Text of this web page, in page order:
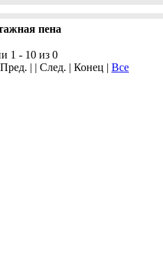
пена
1 - 10 из 0
| | След. | Конец | Все